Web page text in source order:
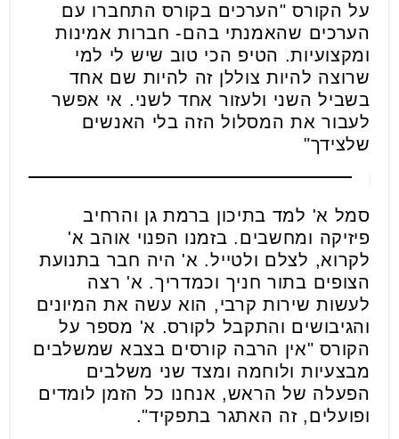
על הקורס "הערכים בקורס התחברו עם
הערכים שהאמנתי בהם- חברות אמינות
ומקצועיות. הטיפ הכי טוב שיש לי למי
שרוצה להיות צוללן זה להיות שם אחד
בשביל השני ולעזור אחד לשני. אי אפשר
לעבור את המסלול הזה בלי האנשים
שלצידך"
סמל א' למד בתיכון ברמת גן והרחיב
פיזיקה ומחשבים. בזמנו הפנוי אוהב א'
לקרוא, לצלם ולטייל. א' היה חבר בתנועת
הצופים בתור חניך וכמדריך. א' רצה
לעשות שירות קרבי, הוא עשה את המיונים
והגיבושים והתקבל לקורס. א' מספר על
הקורס "אין הרבה קורסים בצבא שמשלבים
מבצעיות ולוחמה ומצד שני משלבים
הפעלה של הראש, אנחנו כל הזמן לומדים
ופועלים, זה האתגר בתפקיד".